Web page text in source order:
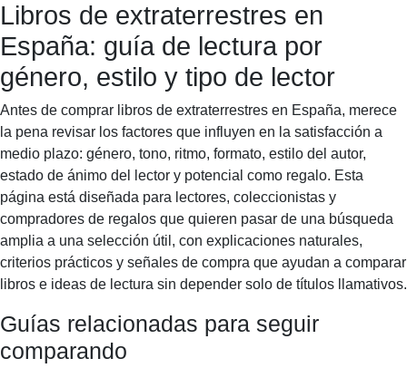
Books & Dreams
Ficción Misterio
ficción
Romance Biografía
Libros de extraterrestres en
España: guía de lectura por
género, estilo y tipo de lector
Antes de comprar libros de extraterrestres en España, merece
la pena revisar los factores que influyen en la satisfacción a
medio plazo: género, tono, ritmo, formato, estilo del autor,
estado de ánimo del lector y potencial como regalo. Esta
página está diseñada para lectores, coleccionistas y
compradores de regalos que quieren pasar de una búsqueda
amplia a una selección útil, con explicaciones naturales,
criterios prácticos y señales de compra que ayudan a comparar
libros e ideas de lectura sin depender solo de títulos llamativos.
Guías relacionadas para seguir
comparando